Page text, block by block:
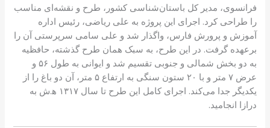
فرانسوی، مدیر کل باستان‌شناسی کشور، طرح و نقشه‌ای مناسب
را طراحی کرد. اجرای این پروژه به علی ریاضی، رئیس اداره
آموزش و پرورش فارس، واگذار شد و علی سامی سرپرستی آن را
برعهده گرفت. در این طرح، به سبک همان طرح گذشته، حافظیه
به دو بخش شمالی و جنوبی تقسیم شد و ایوانی به طول ۵۶ و
عرض ۷ متر و با ۲۰ ستون سنگی به ارتفاع ۵ متر، آن دو باغ را از
یکدیگر جدا می‌کند. اجرای کامل این طرح تا سال ۱۳۱۷ ه‍.ش به
درازا انجامید.